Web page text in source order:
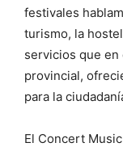
festivales
turismo, la
servicios que
provincial,
para la
El Concert